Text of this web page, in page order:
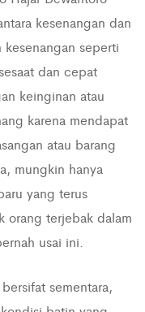
kesenangan dan
seperti
dan cepat
keinginan atau
karena mendapat
atau barang
mungkin hanya
yang terus
orang terjebak dalam
usai ini.
sementara,